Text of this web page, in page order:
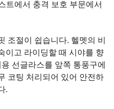
트에서 충격 보호 부문에서
조절이 쉽습니다. 헬멧의 비
이고 라이딩할 때 시야를 향
선글라스를 앞쪽 통풍구에
코팅 처리되어 있어 안전하
.